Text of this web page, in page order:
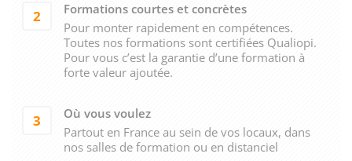
2
Formations courtes et concrètes
Pour monter rapidement en compétences.
Toutes nos formations sont certifiées Qualiopi.
Pour vous c’est la garantie d’une formation à
forte valeur ajoutée.
3
Où vous voulez
Partout en France au sein de vos locaux, dans
nos salles de formation ou en distanciel